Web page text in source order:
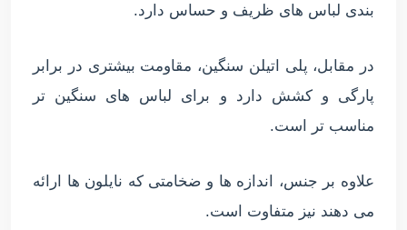
بندی لباس های ظریف و حساس دارد.
در مقابل، پلی اتیلن سنگین، مقاومت بیشتری در برابر
پارگی و کشش دارد و برای لباس های سنگین تر
مناسب تر است.
علاوه بر جنس، اندازه ها و ضخامتی که نایلون ها ارائه
می دهند نیز متفاوت است.